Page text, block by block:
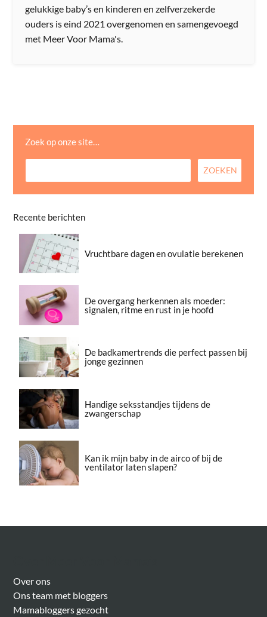
gelukkige baby’s en kinderen en zelfverzekerde
ouders is eind 2021 overgenomen en samengevoegd
met Meer Voor Mama's.
Zoek op onze site…
Recente berichten
Vruchtbare dagen en ovulatie berekenen
De overgang herkennen als moeder:
signalen, ritme en rust in je hoofd
De badkamertrends die perfect passen bij
jonge gezinnen
Handige seksstandjes tijdens de
zwangerschap
Kan ik mijn baby in de airco of bij de
ventilator laten slapen?
Over ons
Ons team met bloggers
Mamabloggers gezocht